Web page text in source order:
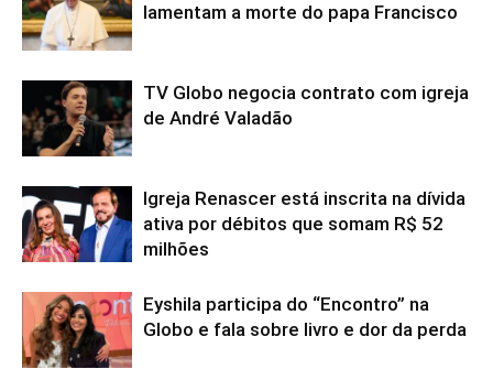
lamentam a morte do papa Francisco
TV Globo negocia contrato com igreja
de André Valadão
Igreja Renascer está inscrita na dívida
ativa por débitos que somam R$ 52
milhões
Eyshila participa do “Encontro” na
Globo e fala sobre livro e dor da perda